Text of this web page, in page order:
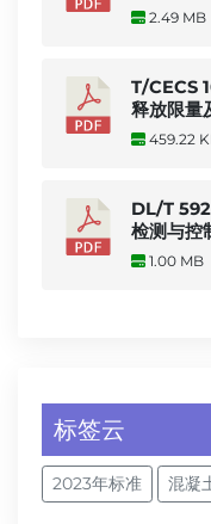
2.49 MB
T/CECS
释放限量
459.22
DL/T
检测与控
1.00 MB
标签云
2023年标准 混凝